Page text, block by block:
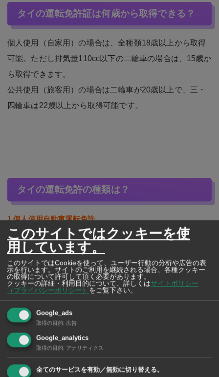
タイの運転免許証は何歳から取得できる？
個人使用（自家用）の場合は、全種類18歳以上から取得
可能。ただし排気量110cc以下の二輪車の場合は、15歳か
ら取得できます。
公共使用（旅客用）の場合は二輪車が20歳以上で、三・
四輪車は22歳以上から取得可能です。
タイの運転免許の種類は？
1.個人使用自動車運転免許
日本でいうところの第一種普通自動車免許で、最も一般
的な運転免許です。 ピックアップトラックとバンも運転
することができます。有効期限は5年。
2.個人使用自動二輪車運転免許
日本でいう第一種普通自動二輪車免許です。日本ほど細
かい階級はありませんが、近年タイでも400cc以上の
『ビッグバイク免許』が新設され、一般の二輪免許とは
このサイトではクッキーを使
用しています。
このサイトではCookieを使って、ユーザー行動の分析や広告の表
示を行います。サイトのご利用を継続される場合、各種クッキー
の取得について許可して頂く必要があります。
クッキーの詳細・利用目的について、詳しくはサイトポリシー
（プライバシーポリシー）
をご覧下さい。
Google_ads
取得の目的: 広告
Google_analytics
取得の目的: アナリティクス
全てのサービスを有効／無効に切り替える。